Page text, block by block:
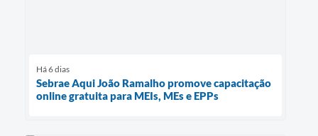
Há 6 dias
Sebrae Aqui João Ramalho promove capacitação
online gratuita para MEIs, MEs e EPPs